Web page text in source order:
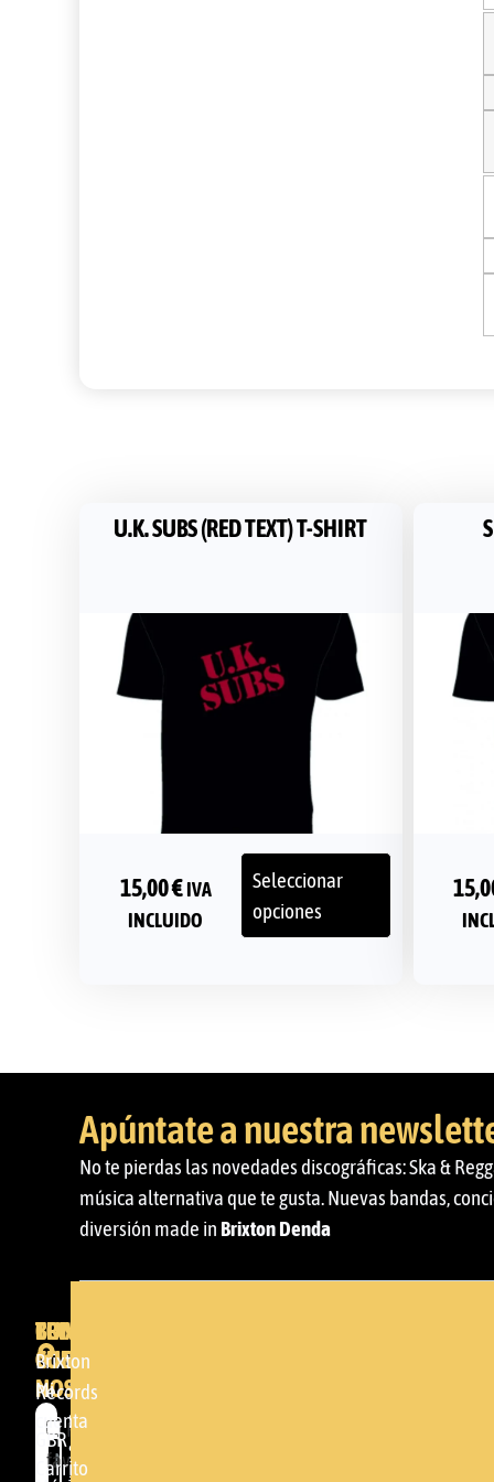
U.K. SUBS (RED TEXT) T-SHIRT
15,00€IVA
INCLUIDO
Seleccionar
opciones
Apúntate a nuestra
No te pierdas las novedades discográficas: Ska &
música alternativa que te gusta. Nuevas bandas,
diversión made in Brixton Denda
BRIXTON
DENDA -
SHOP
Somera
BRIXTON
Brixton
Records
GBR
TU
CUENTA
Mi
cuenta
Carrito
CONTACTA
CON
NOSOTROS
Por
favor,